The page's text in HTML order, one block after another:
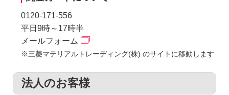
0120-171-556
平日9時～17時半
メールフォーム
※三菱マテリアルトレーディング(株) のサイトに移動します
法人のお客様